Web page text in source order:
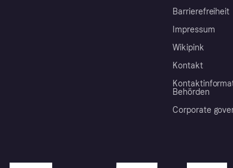
Barrierefreiheit
Impressum
Wikipink
Kontakt
Behörden
Corporate